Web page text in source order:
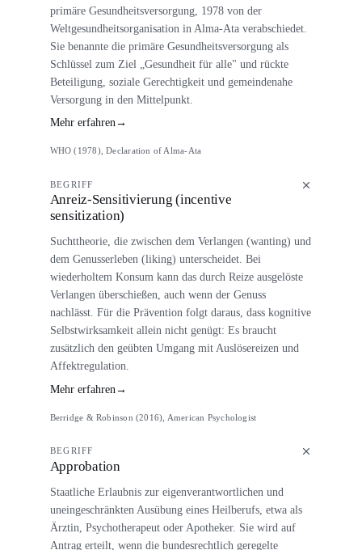
primäre Gesundheitsversorgung, 1978 von der
Weltgesundheitsorganisation in Alma-Ata verabschiedet.
Sie benannte die primäre Gesundheitsversorgung als
Schlüssel zum Ziel „Gesundheit für alle" und rückte
Beteiligung, soziale Gerechtigkeit und gemeindenahe
Versorgung in den Mittelpunkt.
Mehr erfahren →
WHO (1978), Declaration of Alma-Ata
BEGRIFF
Anreiz-Sensitivierung (incentive
sensitization)
Suchttheorie, die zwischen dem Verlangen (wanting) und
dem Genusserleben (liking) unterscheidet. Bei
wiederholtem Konsum kann das durch Reize ausgelöste
Verlangen überschießen, auch wenn der Genuss
nachlässt. Für die Prävention folgt daraus, dass kognitive
Selbstwirksamkeit allein nicht genügt: Es braucht
zusätzlich den geübten Umgang mit Auslösereizen und
Affektregulation.
Mehr erfahren →
Berridge & Robinson (2016), American Psychologist
BEGRIFF
Approbation
Staatliche Erlaubnis zur eigenverantwortlichen und
uneingeschränkten Ausübung eines Heilberufs, etwa als
Ärztin, Psychotherapeut oder Apotheker. Sie wird auf
Antrag erteilt, wenn die bundesrechtlich geregelte